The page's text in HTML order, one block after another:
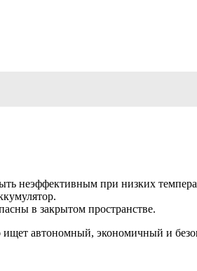
неэффективным при низких
в закрытом пространстве.
автономный, экономичный и